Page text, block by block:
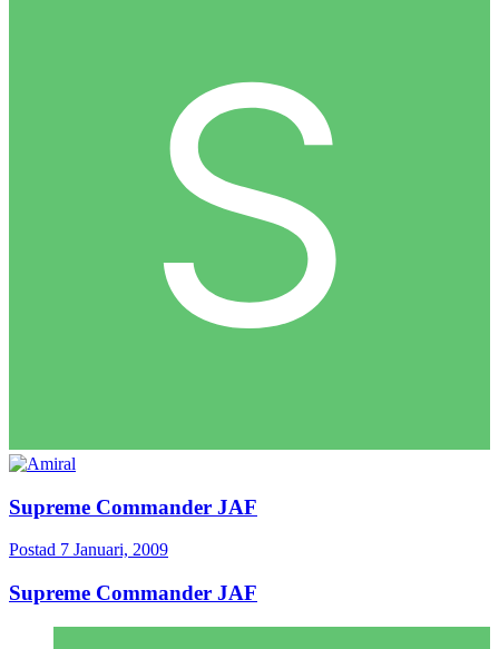
Supreme Commander JAF
Postad 7 Januari, 2009
Supreme Commander JAF